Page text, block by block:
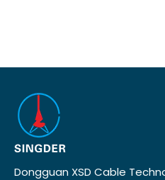
Dongguan XSD Cable